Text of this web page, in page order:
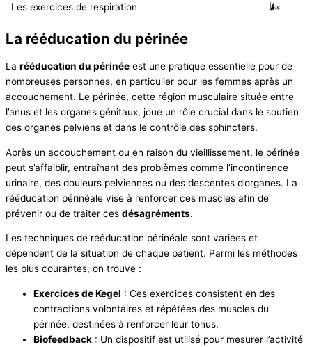
Les exercices de respiration 🌬️
La rééducation du périnée
La rééducation du périnée est une pratique essentielle pour de
nombreuses personnes, en particulier pour les femmes après un
accouchement. Le périnée, cette région musculaire située entre
l’anus et les organes génitaux, joue un rôle crucial dans le soutien
des organes pelviens et dans le contrôle des sphincters.
Après un accouchement ou en raison du vieillissement, le périnée
peut s’affaiblir, entraînant des problèmes comme l’incontinence
urinaire, des douleurs pelviennes ou des descentes d’organes. La
rééducation périnéale vise à renforcer ces muscles afin de
prévenir ou de traiter ces désagréments.
Les techniques de rééducation périnéale sont variées et
dépendent de la situation de chaque patient. Parmi les méthodes
les plus courantes, on trouve :
Exercices de Kegel : Ces exercices consistent en des
contractions volontaires et répétées des muscles du
périnée, destinées à renforcer leur tonus.
Biofeedback : Un dispositif est utilisé pour mesurer l’activité